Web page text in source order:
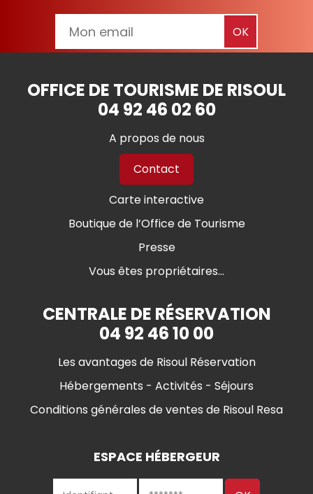
OFFICE DE TOURISME DE RISOUL
04 92 46 02 60
A propos de nous
Contact
Carte interactive
Boutique de l’Office de Tourisme
Presse
Vous êtes propriétaires...
CENTRALE DE RÉSERVATION
04 92 46 10 00
Les avantages de Risoul Réservation
Hébergements - Activités - Séjours
Conditions générales de ventes de Risoul Resa
ESPACE HÉBERGEUR